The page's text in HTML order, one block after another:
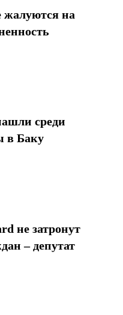
жалуются на
среди
в Баку
не затронут
– депутат